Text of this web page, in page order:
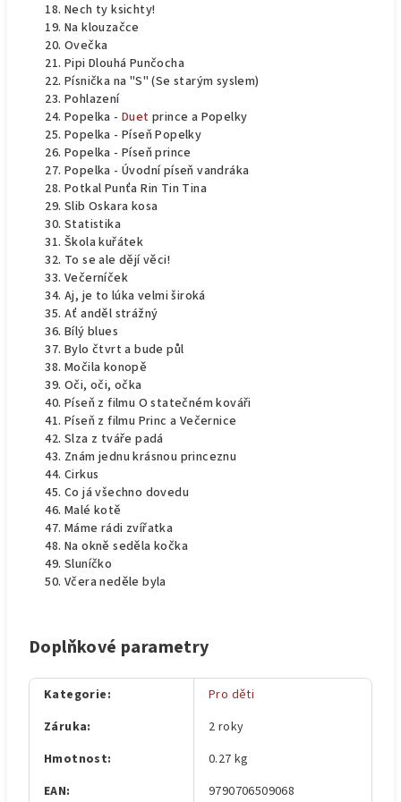
Nech ty ksichty!
Na klouzačce
Ovečka
Pipi Dlouhá Punčocha
Písnička na "S" (Se starým syslem)
Pohlazení
Popelka -Duet prince a Popelky
Popelka - Píseň Popelky
Popelka - Píseň prince
Popelka - Úvodní píseň vandráka
Potkal Punťa Rin Tin Tina
Slib Oskara kosa
Statistika
Škola kuřátek
To se ale dějí věci!
Večerníček
Aj, je to lúka velmi široká
Ať anděl strážný
Bílý blues
Bylo čtvrt a bude půl
Močila konopě
Oči, oči, očka
Píseň z filmu O statečném kováři
Píseň z filmu Princ a Večernice
Slza z tváře padá
Znám jednu krásnou princeznu
Cirkus
Co já všechno dovedu
Malé kotě
Máme rádi zvířatka
Na okně seděla kočka
Sluníčko
Včera neděle byla
Doplňkové parametry
Kategorie:
Pro děti
Záruka:
2 roky
Hmotnost:
0.27 kg
EAN: 9790706509068